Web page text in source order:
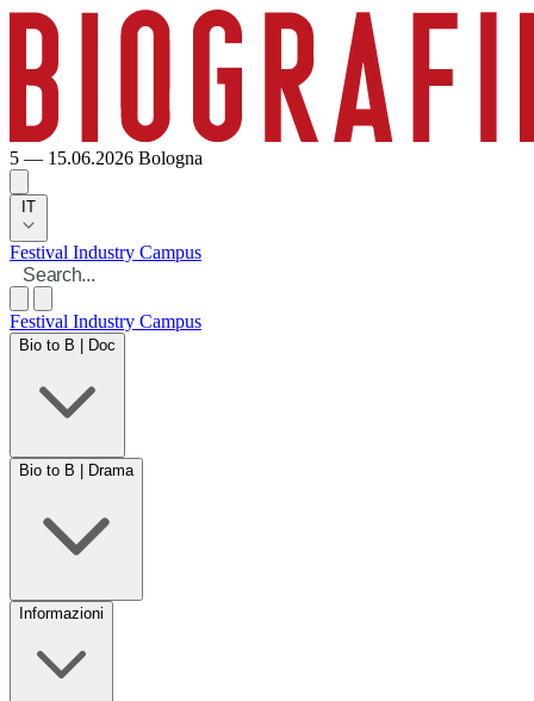
5 — 15.06.2026 Bologna
IT
Festival Industry Campus
Festival Industry Campus
Bio to B | Doc
Bio to B | Drama
Informazioni